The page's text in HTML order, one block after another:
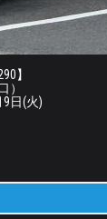
】
）
9日(火)